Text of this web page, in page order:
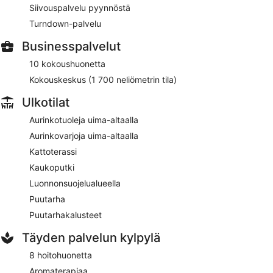
Siivouspalvelu pyynnöstä
Turndown-palvelu
Businesspalvelut
10 kokoushuonetta
Kokouskeskus (1 700 neliömetrin tila)
Ulkotilat
Aurinkotuoleja uima-altaalla
Aurinkovarjoja uima-altaalla
Kattoterassi
Kaukoputki
Luonnonsuojelualueella
Puutarha
Puutarhakalusteet
Täyden palvelun kylpylä
8 hoitohuonetta
Aromaterapiaa